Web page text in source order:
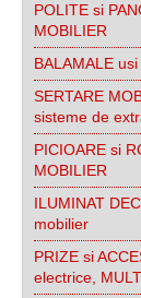
POLITE si
MOBILIER
BALAMALE
SERTARE
sisteme de
PICIOARE si
MOBILIER
ILUMINAT
mobilier
PRIZE si
electrice,